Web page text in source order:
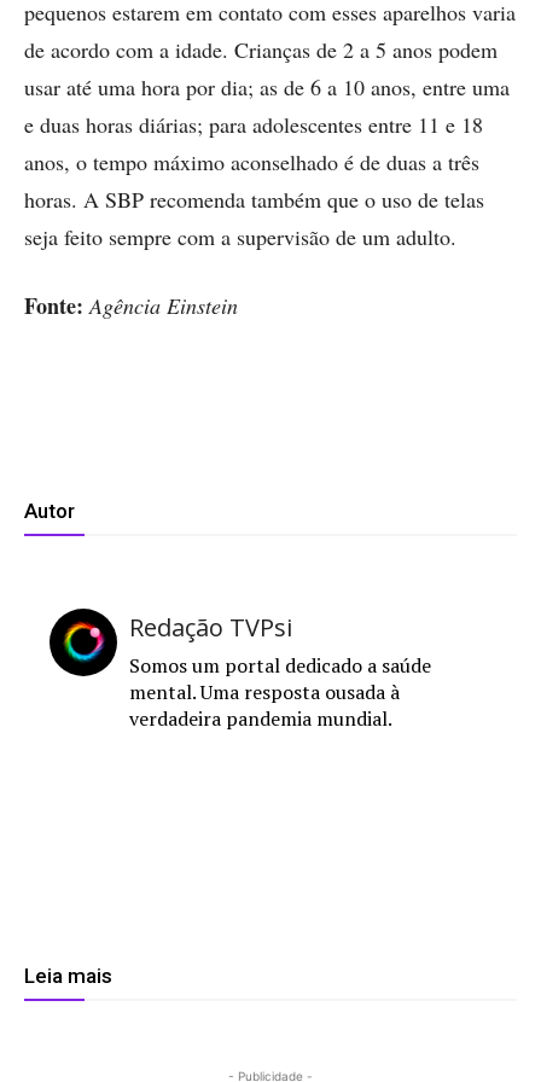
pequenos estarem em contato com esses aparelhos varia
de acordo com a idade. Crianças de 2 a 5 anos podem
usar até uma hora por dia; as de 6 a 10 anos, entre uma
e duas horas diárias; para adolescentes entre 11 e 18
anos, o tempo máximo aconselhado é de duas a três
horas. A SBP recomenda também que o uso de telas
seja feito sempre com a supervisão de um adulto.
Fonte: Agência Einstein
Autor
Redação TVPsi
Somos um portal dedicado a saúde
mental. Uma resposta ousada à
verdadeira pandemia mundial.
Leia mais
- Publicidade -